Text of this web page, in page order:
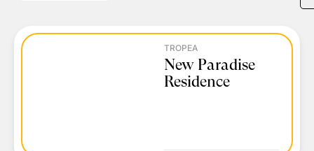
TROPEA
New Paradise
Residence